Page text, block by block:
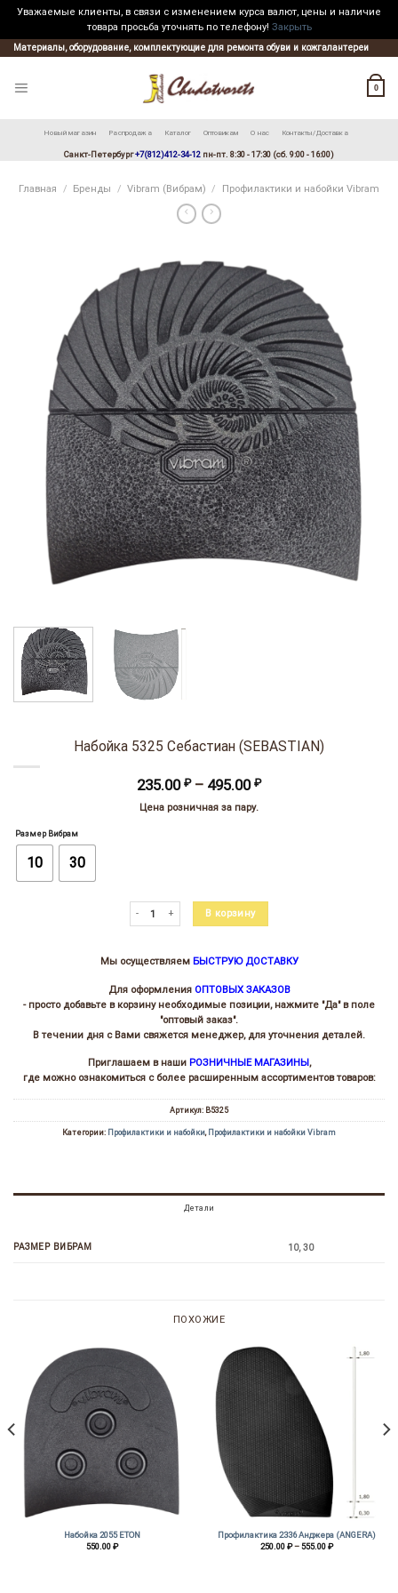
Уважаемые клиенты, в связи с изменением курса валют, цены и наличие
товара просьба уточнять по телефону! Закрыть
Skip
to
Материалы, оборудование, комплектующие для ремонта обуви и кожгалантереи
0
Новый магазин Распродажа Каталог Оптовикам О нас Контакты/Доставка
Санкт-Петербург+7(812)412-34-12 пн-пт. 8:30 - 17:30 (сб. 9:00 - 16:00)
Главная / Бренды / Vibram (Вибрам) / Профилактики и набойки Vibram
Набойка 5325 Себастиан (SEBASTIAN)
235.00 ₽ – 495.00 ₽Диапазон
Цена розничная за пару.
Размер Вибрам
10 30
Количество товара Набойка 5325 Себастиан (SEBASTIAN)
В корзину
Мы осуществляем БЫСТРУЮ ДОСТАВКУ
Для оформления ОПТОВЫХ ЗАКАЗОВ
- просто добавьте в корзину необходимые позиции, нажмите "Да" в поле
"оптовый заказ".
В течении дня с Вами свяжется менеджер, для уточнения деталей.
Приглашаем в наши РОЗНИЧНЫЕ МАГАЗИНЫ ,
где можно ознакомиться с более расширенным ассортиментов товаров:
Артикул: В5325
Категории: Профилактики и набойки, Профилактики и набойки Vibram
Детали
РАЗМЕР ВИБРАМ 10, 30
ПОХОЖИЕ
Набойка 2055 ETON
550.00₽
Профилактика 2336 Анджера (ANGERA)
250.00₽ – 555.00₽Диапазон